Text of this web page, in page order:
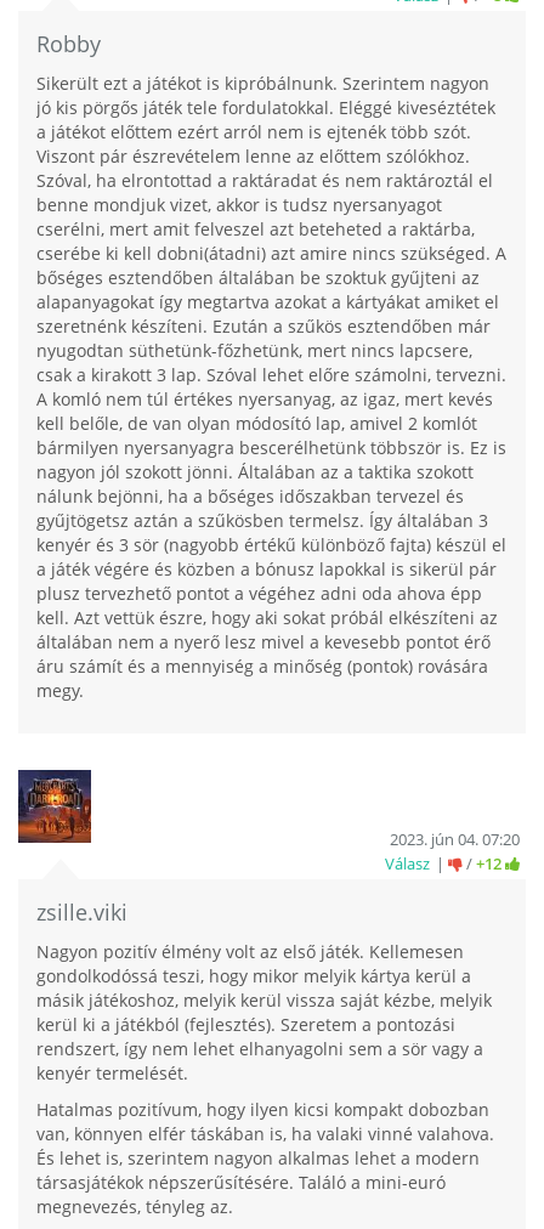
Robby
Sikerült ezt a játékot is kipróbálnunk. Szerintem nagyon
jó kis pörgős játék tele fordulatokkal. Eléggé kiveséztétek
a játékot előttem ezért arról nem is ejtenék több szót.
Viszont pár észrevételem lenne az előttem szólókhoz.
Szóval, ha elrontottad a raktáradat és nem raktároztál el
benne mondjuk vizet, akkor is tudsz nyersanyagot
cserélni, mert amit felveszel azt beteheted a raktárba,
cserébe ki kell dobni(átadni) azt amire nincs szükséged. A
bőséges esztendőben általában be szoktuk gyűjteni az
alapanyagokat így megtartva azokat a kártyákat amiket el
szeretnénk készíteni. Ezután a szűkös esztendőben már
nyugodtan süthetünk-főzhetünk, mert nincs lapcsere,
csak a kirakott 3 lap. Szóval lehet előre számolni, tervezni.
A komló nem túl értékes nyersanyag, az igaz, mert kevés
kell belőle, de van olyan módosító lap, amivel 2 komlót
bármilyen nyersanyagra bescerélhetünk többször is. Ez is
nagyon jól szokott jönni. Általában az a taktika szokott
nálunk bejönni, ha a bőséges időszakban tervezel és
gyűjtögetsz aztán a szűkösben termelsz. Így általában 3
kenyér és 3 sör (nagyobb értékű különböző fajta) készül el
a játék végére és közben a bónusz lapokkal is sikerül pár
plusz tervezhető pontot a végéhez adni oda ahova épp
kell. Azt vettük észre, hogy aki sokat próbál elkészíteni az
általában nem a nyerő lesz mivel a kevesebb pontot érő
áru számít és a mennyiség a minőség (pontok) rovására
megy.
zsille.viki
2023. jún 04. 07:20
Válasz
/+12
Nagyon pozitív élmény volt az első játék. Kellemesen
gondolkodóssá teszi, hogy mikor melyik kártya kerül a
másik játékoshoz, melyik kerül vissza saját kézbe, melyik
kerül ki a játékból (fejlesztés). Szeretem a pontozási
rendszert, így nem lehet elhanyagolni sem a sör vagy a
kenyér termelését.
Hatalmas pozitívum, hogy ilyen kicsi kompakt dobozban
van, könnyen elfér táskában is, ha valaki vinné valahova.
És lehet is, szerintem nagyon alkalmas lehet a modern
társasjátékok népszerűsítésére. Találó a mini-euró
megnevezés, tényleg az.